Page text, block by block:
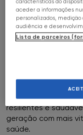
FNAC Amoreiras
FNAC Braga
Neste workshop por
sobre como a
poderosa para
Este encontro é
mães e famílias que
resilientes e
geração com mais
saúde.
características do
aceder a informações
personalizados,
audiência e
Lista de parceiros